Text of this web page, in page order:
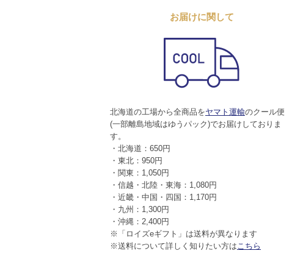
お届けに関して
北海道の工場から全商品をヤマト運輸のクール便
(一部離島地域はゆうパック)でお届けしておりま
す。
・北海道：650円
・東北：950円
・関東：1,050円
・信越・北陸・東海：1,080円
・近畿・中国・四国：1,170円
・九州：1,300円
・沖縄：2,400円
※「ロイズeギフト」は送料が異なります
※送料について詳しく知りたい方はこちら